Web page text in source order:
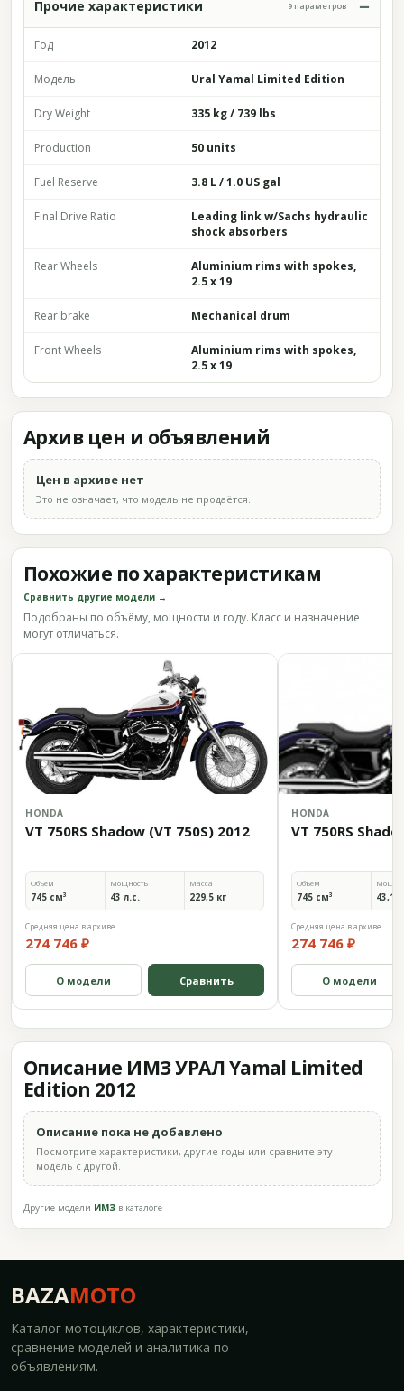
Прочие характеристики 9 параметров
Год 2012
Модель Ural Yamal Limited Edition
Dry Weight 335 kg / 739 lbs
Production 50 units
Fuel Reserve 3.8 L / 1.0 US gal
Final Drive Ratio
Leading link w/Sachs hydraulic
shock absorbers
Rear Wheels
Aluminium rims with spokes,
2.5 x 19
Rear brake Mechanical drum
Front Wheels
Aluminium rims with spokes,
2.5 x 19
Архив цен и объявлений
Цен в архиве нет
Это не означает, что модель не продаётся.
Похожие по характеристикам
Сравнить другие модели →
Подобраны по объёму, мощности и году. Класс и назначение
могут отличаться.
HONDA
VT 750RS Shadow (VT 750S) 2012
Объём
745 см³
Мощность
43 л.с.
Масса
229,5 кг
Средняя цена в архиве
274 746 ₽
О модели Сравнить
HONDA
VT 750RS
Объём
745 см³ 43,1
Средняя цена в архиве
274 746 ₽
О модели
Описание ИМЗ УРАЛ Yamal Limited
Edition 2012
Описание пока не добавлено
Посмотрите характеристики, другие годы или сравните эту
модель с другой.
Другие модели ИМЗ в каталоге
BAZAMOTO
Каталог мотоциклов, характеристики,
сравнение моделей и аналитика по
объявлениям.